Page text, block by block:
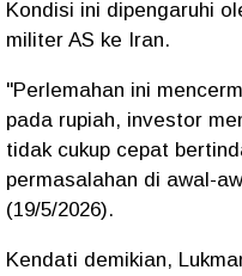
Kondisi ini dipengaruhi
militer AS ke Iran.
"Perlemahan ini
pada rupiah, investor
tidak cukup cepat
permasalahan di awal-
(19/5/2026).
Kendati demikian,